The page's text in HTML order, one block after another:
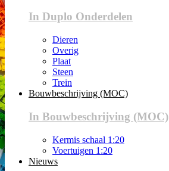
In Duplo Onderdelen
Dieren
Overig
Plaat
Steen
Trein
Bouwbeschrijving (MOC)
In Bouwbeschrijving (MOC)
Kermis schaal 1:20
Voertuigen 1:20
Nieuws